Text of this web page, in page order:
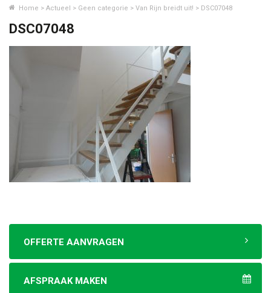
Home > Actueel > Geen categorie > Van Rijn breidt uit! > DSC07048
DSC07048
OFFERTE AANVRAGEN
AFSPRAAK MAKEN